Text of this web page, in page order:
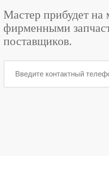
Мастер прибудет на
фирменными
поставщиков.